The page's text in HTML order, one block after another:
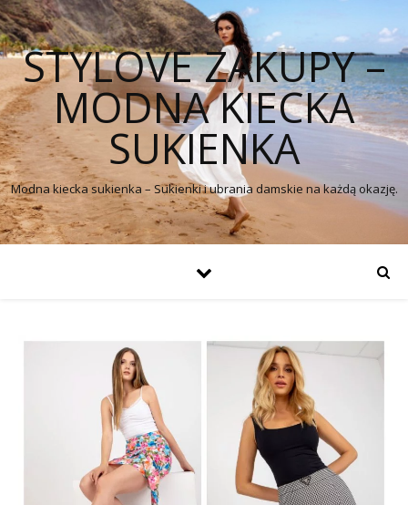
STYLOVE ZAKUPY –
MODNA KIECKA
SUKIENKA
Modna kiecka sukienka – Sukienki i ubrania damskie na każdą okazję.